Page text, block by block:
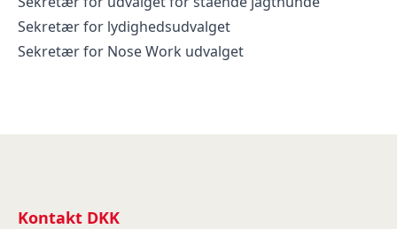
Sekretær for lydighedsudvalget
Sekretær for Nose Work udvalget
Kontakt DKK